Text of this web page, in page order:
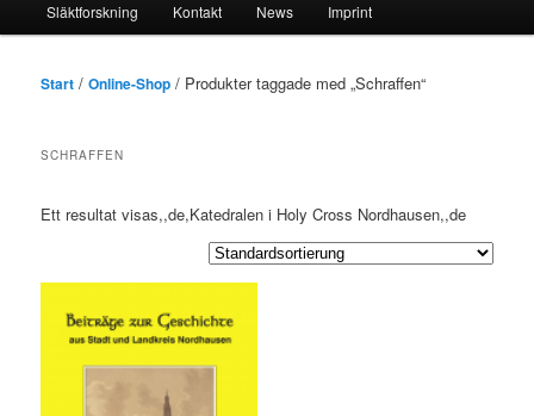
Släktforskning Kontakt News Imprint
Start /Online-Shop / Produkter taggade med „Schraffen“
SCHRAFFEN
Ett resultat visas,,de,Katedralen i Holy Cross Nordhausen,,de